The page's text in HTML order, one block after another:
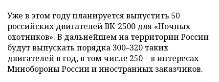
Уже в этом году планируется выпустить 50
российских двигателей ВК-2500 для «Ночных
охотников». В дальнейшем на территории России
будут выпускать порядка 300–320 таких
двигателей в год, в том числе 250 – в интересах
Минобороны России и иностранных заказчиков.